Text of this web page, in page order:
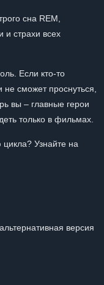
сна REM,
страхи всех
Если кто-то
сможет проснуться,
вы – главные герои
только в фильмах.
Узнайте на
версия